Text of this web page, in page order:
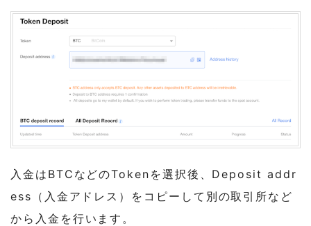
入金はBTCなどのTokenを選択後、Deposit addr
ess（入金アドレス）をコピーして別の取引所など
から入金を行います。